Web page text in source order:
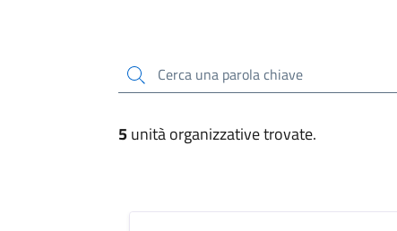
Cerca una parola chiave
5unità organizzative trovate.